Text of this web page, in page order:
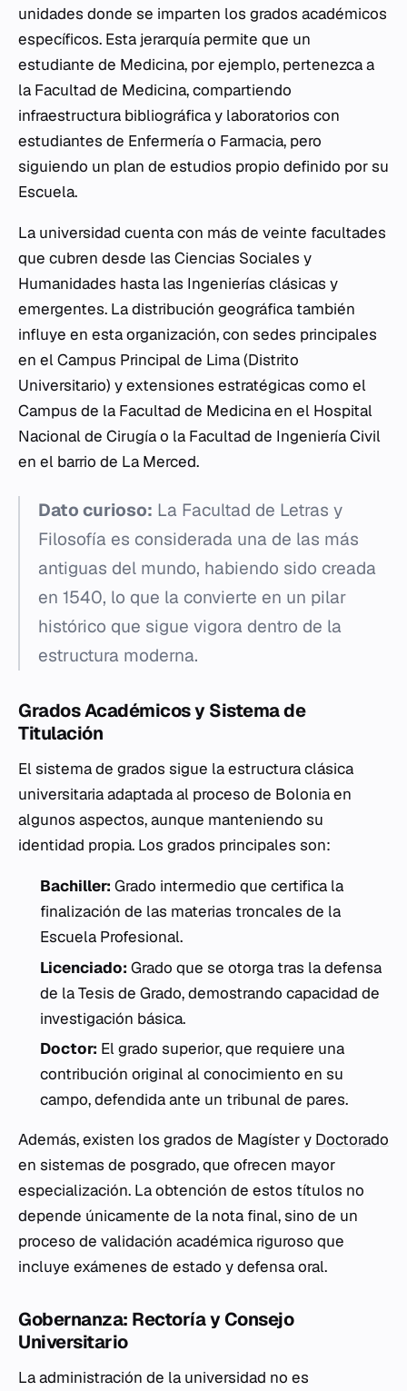
unidades donde se imparten los grados académicos
específicos. Esta jerarquía permite que un
estudiante de Medicina, por ejemplo, pertenezca a
la Facultad de Medicina, compartiendo
infraestructura bibliográfica y laboratorios con
estudiantes de Enfermería o Farmacia, pero
siguiendo un plan de estudios propio definido por su
Escuela.
La universidad cuenta con más de veinte facultades
que cubren desde las Ciencias Sociales y
Humanidades hasta las Ingenierías clásicas y
emergentes. La distribución geográfica también
influye en esta organización, con sedes principales
en el Campus Principal de Lima (Distrito
Universitario) y extensiones estratégicas como el
Campus de la Facultad de Medicina en el Hospital
Nacional de Cirugía o la Facultad de Ingeniería Civil
en el barrio de La Merced.
Dato curioso: La Facultad de Letras y
Filosofía es considerada una de las más
antiguas del mundo, habiendo sido creada
en 1540, lo que la convierte en un pilar
histórico que sigue vigora dentro de la
estructura moderna.
Grados Académicos y Sistema de
Titulación
El sistema de grados sigue la estructura clásica
universitaria adaptada al proceso de Bolonia en
algunos aspectos, aunque manteniendo su
identidad propia. Los grados principales son:
Bachiller: Grado intermedio que certifica la
finalización de las materias troncales de la
Escuela Profesional.
Licenciado: Grado que se otorga tras la defensa
de la Tesis de Grado, demostrando capacidad de
investigación básica.
Doctor: El grado superior, que requiere una
contribución original al conocimiento en su
campo, defendida ante un tribunal de pares.
Además, existen los grados de Magístery Doctorado
en sistemas de posgrado, que ofrecen mayor
especialización. La obtención de estos títulos no
depende únicamente de la nota final, sino de un
proceso de validación académica riguroso que
incluye exámenes de estado y defensa oral.
Gobernanza: Rectoría y Consejo
Universitario
La administración de la universidad no es